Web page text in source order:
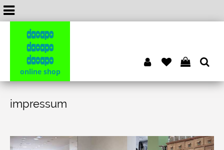
dacapo
dacapo
dacapo
online shop
impressum